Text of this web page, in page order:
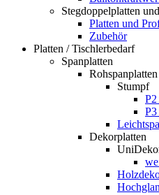
Stegdoppelplatten
Platten und
Zubehör
Platten / Tischlerbedarf
Spanplatten
Rohspanplatten
Stumpf
Dekorplatten